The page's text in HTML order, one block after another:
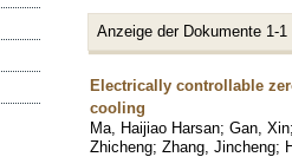
Anzeige der Dokumente 1-1
Electrically controllable
cooling
Ma, Haijiao Harsan; Gan, Xin
Zhicheng; Zhang, Jincheng;